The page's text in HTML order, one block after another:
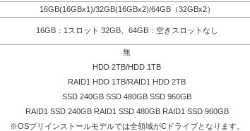
16GB(16GBx1)/32GB(16GBx2)/64GB（32GBx2）
16GB：1スロット 32GB、64GB：空きスロットなし
無
HDD 2TB/HDD 1TB
RAID1 HDD 1TB/RAID1 HDD 2TB
SSD 240GB SSD 480GB SSD 960GB
RAID1 SSD 240GB RAID1 SSD 480GB RAID1 SSD 960GB
※OSプリインストールモデルでは全領域がCドライブとなります。